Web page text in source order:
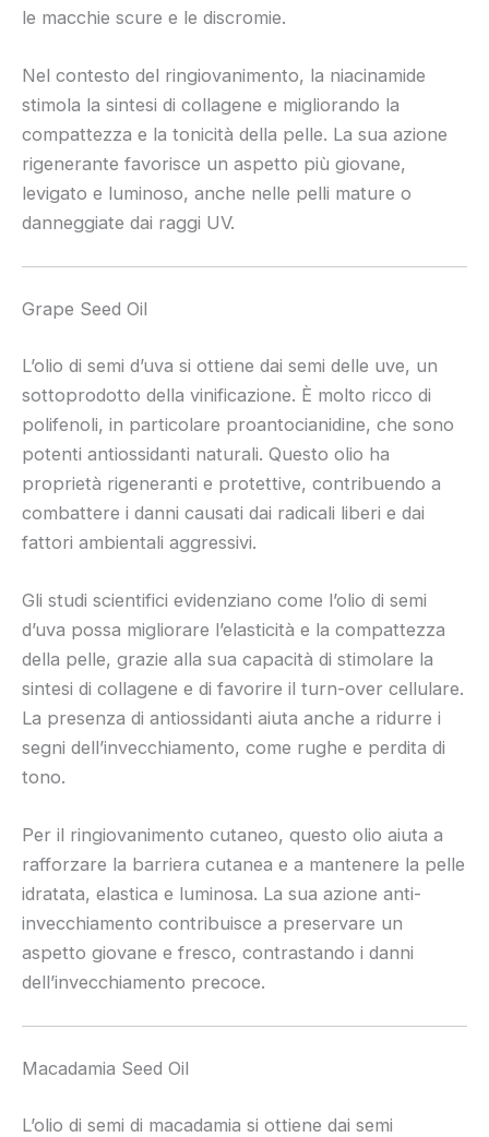
le macchie scure e le discromie.
Nel contesto del ringiovanimento, la niacinamide
stimola la sintesi di collagene e migliorando la
compattezza e la tonicità della pelle. La sua azione
rigenerante favorisce un aspetto più giovane,
levigato e luminoso, anche nelle pelli mature o
danneggiate dai raggi UV.
Grape Seed Oil
L’olio di semi d’uva si ottiene dai semi delle uve, un
sottoprodotto della vinificazione. È molto ricco di
polifenoli, in particolare proantocianidine, che sono
potenti antiossidanti naturali. Questo olio ha
proprietà rigeneranti e protettive, contribuendo a
combattere i danni causati dai radicali liberi e dai
fattori ambientali aggressivi.
Gli studi scientifici evidenziano come l’olio di semi
d’uva possa migliorare l’elasticità e la compattezza
della pelle, grazie alla sua capacità di stimolare la
sintesi di collagene e di favorire il turn-over cellulare.
La presenza di antiossidanti aiuta anche a ridurre i
segni dell’invecchiamento, come rughe e perdita di
tono.
Per il ringiovanimento cutaneo, questo olio aiuta a
rafforzare la barriera cutanea e a mantenere la pelle
idratata, elastica e luminosa. La sua azione anti-
invecchiamento contribuisce a preservare un
aspetto giovane e fresco, contrastando i danni
dell’invecchiamento precoce.
Macadamia Seed Oil
L’olio di semi di macadamia si ottiene dai semi